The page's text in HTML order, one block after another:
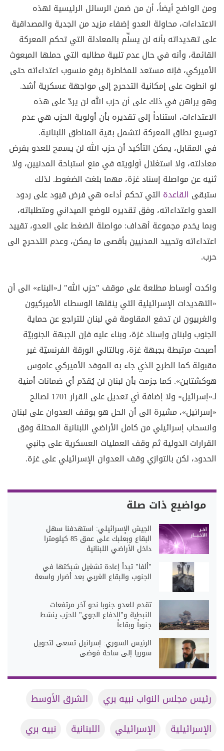
ومن الواضح أيضاً، أن من ضمن الرسائل الرئيسية لهذه
الاعتداءات، محاولة العدو إضفاء مزيد من الجدية والمصداقية
على تهديداته بأنه لن يسلِّم بالمعادلة التي تحكم المعركة
القائمة، وأنه في حال عدم تلبية مطالبه التي حملها المبعوث
الأميركي، فإنه مستعد للمخاطرة برفع منسوب اعتداءاته حتى
لو انطوت على إمكانية التدحرج إلى مواجهة عسكرية أشد.
وهو يراهن في ذلك على أن حزب الله لن يردّ على هذه
الاعتداءات، استناداً إلى تقديره بأن أولوية الحزب هي عدم
توسيع نطاق المعركة لتشمل بقية المناطق اللبنانية.
في المقابل، يمكن التأكيد أن حزب الله لن يسمح للعدو بفرض
معادلته، ولا استغلال أولويته في منع استباحة المدنيين، ولا
ثنيه عن مواصلة إسناد غزة، مهما بلغت الضغوط. لذلك
ستبقى القاعدة التي تحكم أداءه هي فرض قيود على ردود
العدو واعتداءاته، وفق تقديره للوضع الميداني ومتطلباته،
وبما يخدم مجموعة أهداف: مواصلة الضغط على العدو، تقييد
اعتداءاته وتحييد المدنيين بأقصى ما يمكن، وعدم التدحرج الى
حرب.
واكدت أوساط مطلعة على موقف "حزب الله" لـ«البناء» الى أن
«التهديدات الإسرائيلية التي ينقلها الوسطاء الأميركيون
والغربيون لن تدفع المقاومة في لبنان للتراجع عن حماية
الجنوب ولبنان وإسناد غزة، وبناء عليه فإن الجبهة الجنوبيّة
أصبحت مرتبطة بجبهة غزة، وبالتالي الورقة الفرنسيّة غير
مقبولة كما الطرح الذي جاء به الموفد الأميركي عاموس
هوكشتاين». كما جزمت بأن لبنان لن يُقدّم أي ضمانات أمنية
لـ«إسرائيل» ولا إضافة أي تعديل على القرار 1701 لصالح
«إسرائيل»، مشيرة الى أن الحل هو بوقف العدوان على لبنان
وانسحاب إسرائيلي من كامل الأراضي اللبنانية المحتلة وفق
القرارات الدولية ثم وقف العمليات العسكرية على جانبي
الحدود، لكن بالتوازي وقف العدوان الإسرائيلي على غزة.
مواضيع ذات صلة
الجيش الإسرائيلي: استهدفنا سهل
البقاع وبعلبك على عمق 85 كيلومترا
داخل الأراضي اللبنانية
"ألفا" تبدأ إعادة تشغيل شبكتها في
الجنوب والبقاع الغربي بعد أضرار واسعة
تقدم للعدو جنوبا نحو آخر مرتفعات
النبطية و"الدفاع الجوي" للحزب ينشط
جنوباً وبقاعاً
الرئيس السوري: إسرائيل تسعى لتحويل
سوريا إلى ساحة فوضى
رئيس مجلس النواب نبيه بري
الشرق الأوسط
الإسرائيلية
الإسرائيلي اللبنانية
نبيه بري